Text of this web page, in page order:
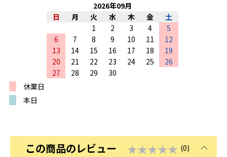
2026年09月
日
月 火 水 木 金
土
1
2 3 4
5
6
7 8 9 10 11
12
13
14 15 16 17 18
19
20
21 22 23 24 25
26
27
28 29
30
休業日
本日
この商品のレビュー ★★★★★ (0)